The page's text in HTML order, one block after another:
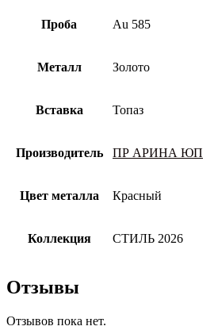
Проба Au 585
Металл Золото
Вставка Топаз
Производитель ПР АРИНА ЮП
Цвет металла Красный
Коллекция СТИЛЬ 2026
Отзывы
Отзывов пока нет.